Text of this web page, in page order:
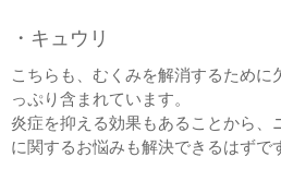
・キュウリ
こちらも、むくみを解消するために
っぷり含まれています。
炎症を抑える効果もあることから、
に関するお悩みも解決できるはずで